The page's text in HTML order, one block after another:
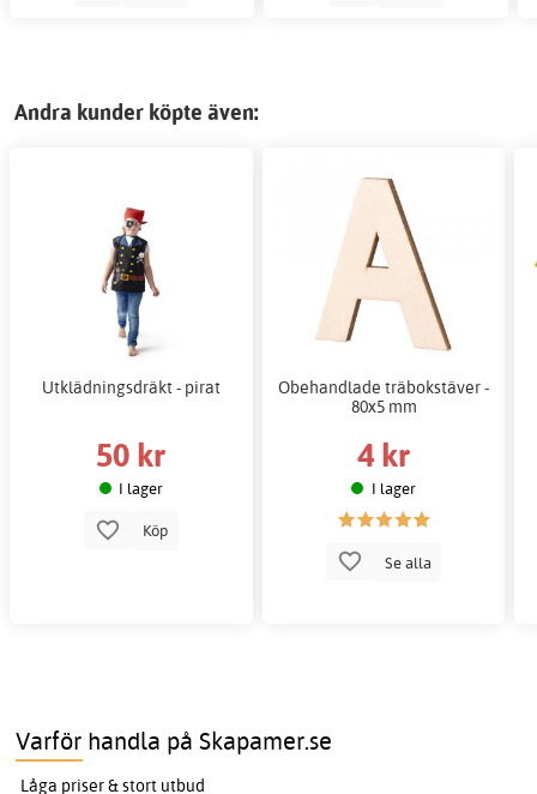
Andra kunder köpte även:
Utklädningsdräkt - pirat
50 kr
I lager
Köp
Obehandlade träbokstäver -
80x5 mm
4 kr
I lager
Se alla
Varför handla på Skapamer.se
Låga priser & stort utbud